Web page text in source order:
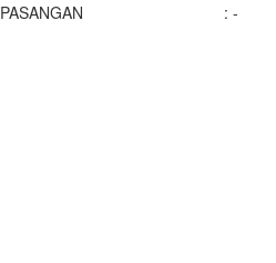
PASANGAN
: -